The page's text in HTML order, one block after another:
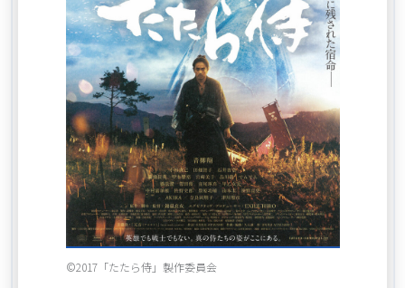
Item
©2017「たたら侍」製作委員会